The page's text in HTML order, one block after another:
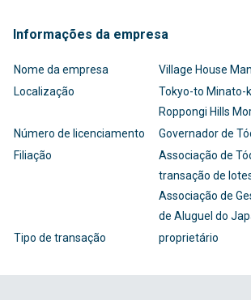
Informações da empresa
Nome da empresa
Village House
Localização
Tokyo-to Minato-
Roppongi Hills
Número de licenciamento
Governador de
Filiação
Associação de
transação de
Associação de
de Aluguel do
Tipo de transação
proprietário